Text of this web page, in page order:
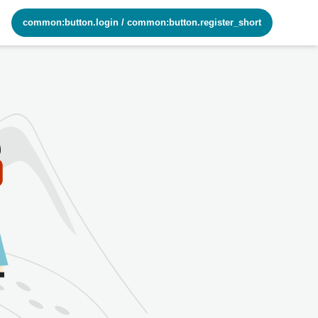
common:button.login / common:button.register_short